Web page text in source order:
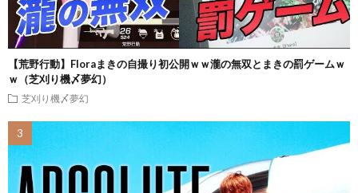
【荒野行動】Floraまきの自撮り初公開ｗｗ瀧の無双とまきの罰ゲームｗ
ｗ（芝刈り機〆夢幻）
芝刈り機〆夢幻